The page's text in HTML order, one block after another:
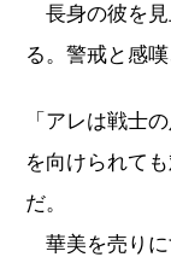
長身の彼を見
る。警戒と感
「アレは戦士
を向けられて
だ。
華美を売りに